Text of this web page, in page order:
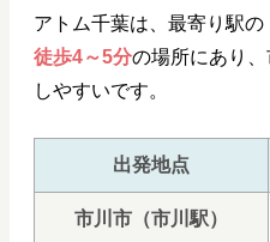
アトム千葉は、最寄り駅の
徒歩4～5分の場所にあり
しやすいです。
出発地点
市川市（市川駅）